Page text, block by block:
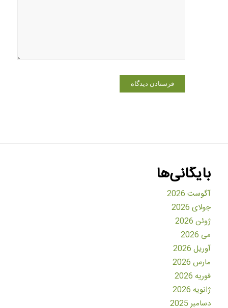
بایگانی‌ها
آگوست 2026
جولای 2026
ژوئن 2026
می 2026
آوریل 2026
مارس 2026
فوریه 2026
ژانویه 2026
دسامبر 2025